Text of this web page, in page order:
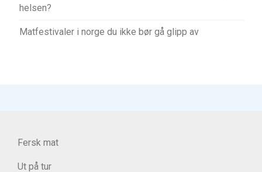
helsen?
Matfestivaler i norge du ikke bør gå glipp av
Fersk mat
Ut på tur